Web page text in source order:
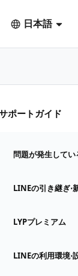
日本語
ポートガイド
問題が発生してい
LINEの引き継ぎ⋅
LYPプレミアム
LINEの利用環境⋅